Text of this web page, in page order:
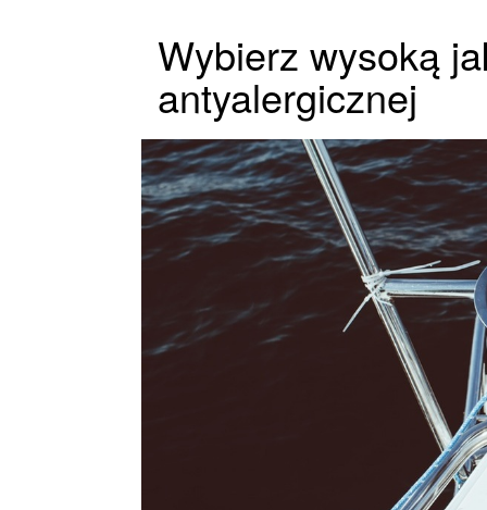
Wybierz wysoką
antyalergicznej